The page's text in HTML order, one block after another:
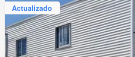
Actualizado